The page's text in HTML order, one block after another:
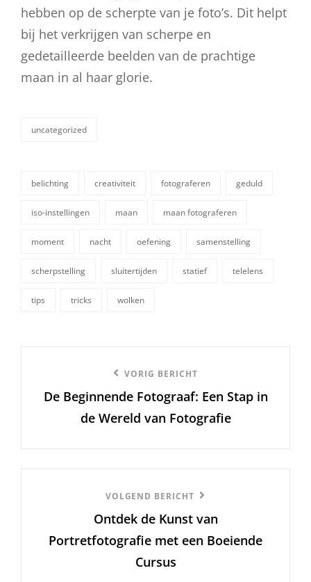
hebben op de scherpte van je foto’s. Dit helpt
bij het verkrijgen van scherpe en
gedetailleerde beelden van de prachtige
maan in al haar glorie.
categorieën
uncategorized
belichting creativiteit fotograferen geduld
iso-instellingen maan maan fotograferen
moment nacht oefening samenstelling
scherpstelling sluitertijden statief telelens
tips tricks wolken
bericht
VORIG BERICHT
De Beginnende Fotograaf: Een Stap in
de Wereld van Fotografie
VOLGEND BERICHT
Ontdek de Kunst van
Portretfotografie met een Boeiende
Cursus